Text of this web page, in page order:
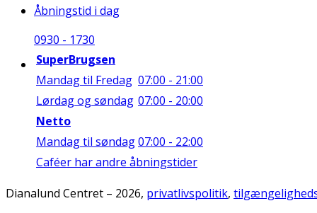
Åbningstid i dag
0930 - 1730
SuperBrugsen
Mandag til Fredag 07:00 - 21:00
Lørdag og søndag 07:00 - 20:00
Netto
Mandag til søndag07:00 - 22:00
Caféer har andre åbningstider
Dianalund Centret – 2026, privatlivspolitik,